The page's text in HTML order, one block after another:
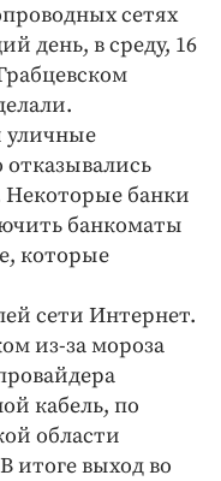
сетях
день, в среду, 16
уличные
Некоторые банки
банкоматы
которые
сети Интернет.
из-за мороза
кабель, по
области
итоге выход во